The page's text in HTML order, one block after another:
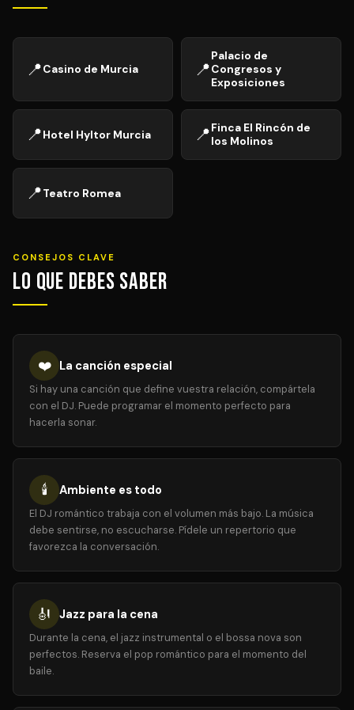
📍Casino de Murcia 📍
Palacio de
Congresos y
Exposiciones
📍Hotel Hyltor Murcia 📍Finca El Rincón de
los Molinos
📍Teatro Romea
CONSEJOS CLAVE
Lo que debes saber
❤️ La canción especial
Si hay una canción que define vuestra relación, compártela
con el DJ. Puede programar el momento perfecto para
hacerla sonar.
🕯️ Ambiente es todo
El DJ romántico trabaja con el volumen más bajo. La música
debe sentirse, no escucharse. Pídele un repertorio que
favorezca la conversación.
🎻 Jazz para la cena
Durante la cena, el jazz instrumental o el bossa nova son
perfectos. Reserva el pop romántico para el momento del
baile.